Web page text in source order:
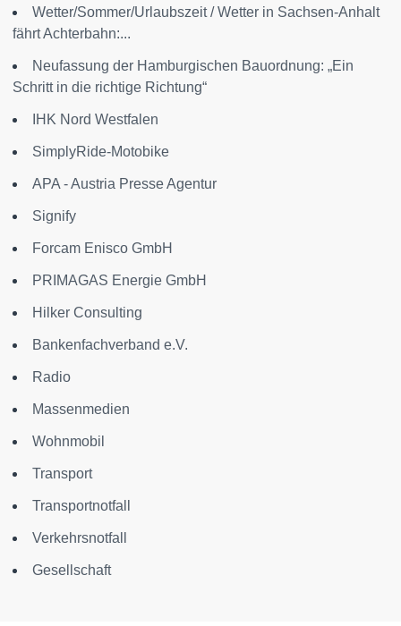
Wetter/Sommer/Urlaubszeit / Wetter in Sachsen-Anhalt
fährt Achterbahn:...
Neufassung der Hamburgischen Bauordnung: „Ein
Schritt in die richtige Richtung“
IHK Nord Westfalen
SimplyRide-Motobike
APA - Austria Presse Agentur
Signify
Forcam Enisco GmbH
PRIMAGAS Energie GmbH
Hilker Consulting
Bankenfachverband e.V.
Radio
Massenmedien
Wohnmobil
Transport
Transportnotfall
Verkehrsnotfall
Gesellschaft